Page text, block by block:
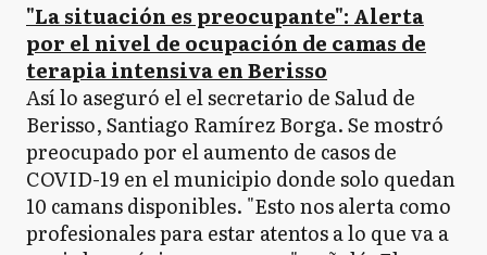
"La situación es preocupante": Alerta
por el nivel de ocupación de camas de
terapia intensiva en Berisso
Así lo aseguró el el secretario de Salud de
Berisso, Santiago Ramírez Borga. Se mostró
preocupado por el aumento de casos de
COVID-19 en el municipio donde solo quedan
10 camans disponibles. "Esto nos alerta como
profesionales para estar atentos a lo que va a